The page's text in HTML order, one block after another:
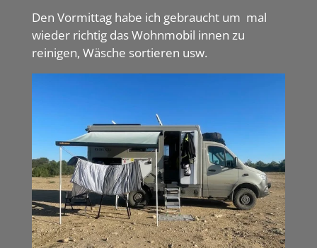
Den Vormittag habe ich gebraucht um mal
wieder richtig das Wohnmobil innen zu
reinigen, Wäsche sortieren usw.